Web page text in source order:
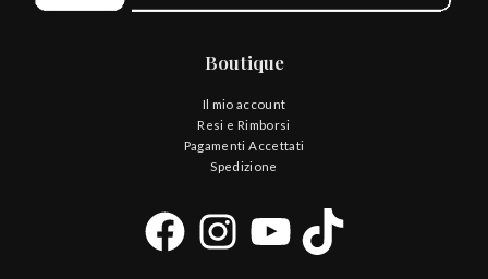
Boutique
Il mio account
Resi e Rimborsi
Pagamenti Accettati
Spedizione